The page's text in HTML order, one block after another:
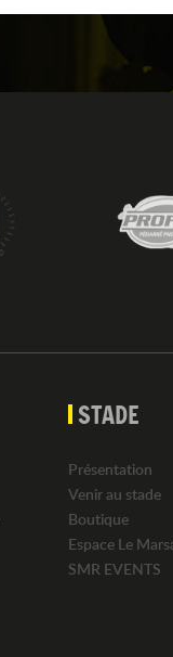
STADE
Présentation
Venir au stade
Boutique
Espace Le
SMR EVENTS